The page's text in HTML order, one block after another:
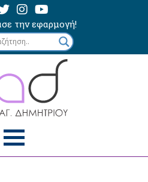
την εφαρμογή!